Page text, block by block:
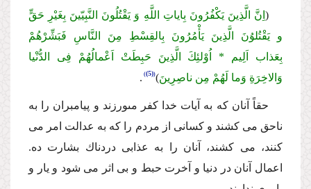
( اِنَّ الَّذِینَ یَكْفُرُونَ بِایاتِ اللَّهِ وَ یَقْتُلُونَ النَّبِیّینَ بِغَیْرِ حَقٍّ
و یَقْتُلوُنَ الَّذِینَ یَأْمُرُونَ بِالقِسْطِ مِنَ النَّاسِ فَبَشِّرْهُمْ
بِعَذاب اَلِیم * اُوْلئِكَ الَّذِینَ حَبِطَتْ اَعْمالُهُمْ فِى الدُّنْیا
وَالاخِرَةِ وَما لَهُمْ مِن ناصِرِینَ)
(5)
.
حقاً آنان كه به آیات خدا كفر مىورزند و پیامبران را به
ناحق مى كشند و كسانى از مردم را كه به عدالت امر مى
كنند، مى كشند، آنان را به عذابى دردناك بشارت ده.
اعمال آنان در دنیا و آخرت حبط و بى اثر مى شود و یار و